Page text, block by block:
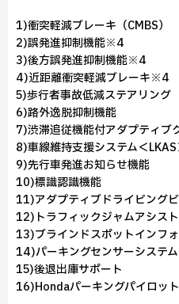
1)衝突軽減ブレーキ（CMBS）
2)誤発進抑制機能※4
3)後方誤発進抑制機能※4
4)近距離衝突軽減ブレーキ※4
5)歩行者事故低減ステアリング
6)路外逸脱抑制機能
7)渋滞追従機能付アダプティブ
8)車線維持支援システム＜LKAS
9)先行車発進お知らせ機能
10)標識認識機能
11)アダプティブドライビング
12)トラフィックジャムアシスト
13)ブラインドスポットインフ
14)パーキングセンサーシステム
15)後退出庫サポート
16)Hondaパーキングパイロット